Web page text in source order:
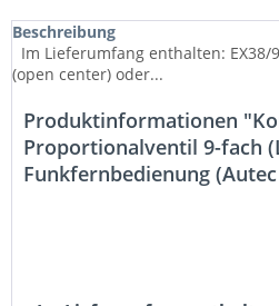
Beschreibung
Im Lieferumfang enthalten: EX38/
(open center) oder...
Produktinformationen
Proportionalventil 9-fach
Funkfernbedienung